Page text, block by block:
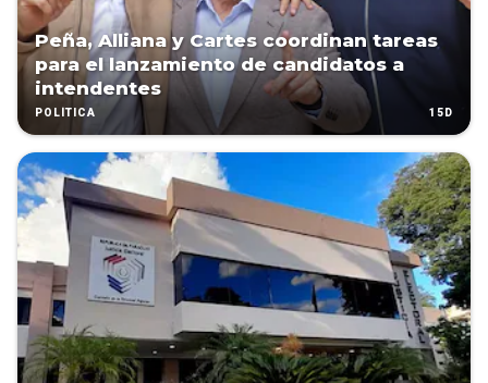
Peña, Alliana y Cartes coordinan tareas
para el lanzamiento de candidatos a
intendentes
POLÍTICA 15D